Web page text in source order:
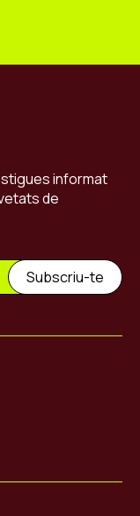
informat
de